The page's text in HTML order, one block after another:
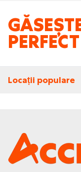
PERFECT
Locații populare